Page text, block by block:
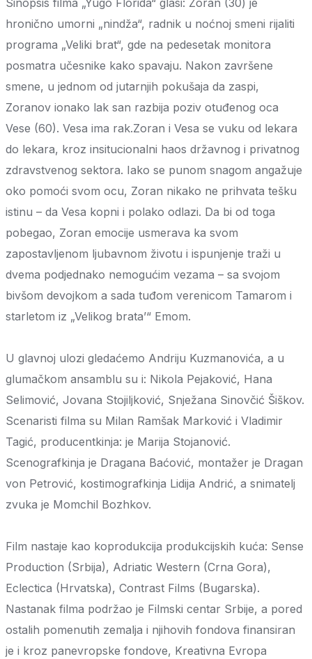
Sinopsis filma „Yugo Florida“ glasi: Zoran (30) je
hronično umorni „nindža“, radnik u noćnoj smeni rijaliti
programa „Veliki brat“, gde na pedesetak monitora
posmatra učesnike kako spavaju. Nakon završene
smene, u jednom od jutarnjih pokušaja da zaspi,
Zoranov ionako lak san razbija poziv otuđenog oca
Vese (60). Vesa ima rak.Zoran i Vesa se vuku od lekara
do lekara, kroz insitucionalni haos državnog i privatnog
zdravstvenog sektora. Iako se punom snagom angažuje
oko pomoći svom ocu, Zoran nikako ne prihvata tešku
istinu – da Vesa kopni i polako odlazi. Da bi od toga
pobegao, Zoran emocije usmerava ka svom
zapostavljenom ljubavnom životu i ispunjenje traži u
dvema podjednako nemogućim vezama – sa svojom
bivšom devojkom a sada tuđom verenicom Tamarom i
starletom iz „Velikog brata’“ Emom.
U glavnoj ulozi gledaćemo Andriju Kuzmanovića, a u
glumačkom ansamblu su i: Nikola Pejaković, Hana
Selimović, Jovana Stojiljković, Snježana Sinovčić Šiškov.
Scenaristi filma su Milan Ramšak Marković i Vladimir
Tagić, producentkinja: je Marija Stojanović.
Scenografkinja je Dragana Baćović, montažer je Dragan
von Petrović, kostimografkinja Lidija Andrić, a snimatelj
zvuka je Momchil Bozhkov.
Film nastaje kao koprodukcija produkcijskih kuća: Sense
Production (Srbija), Adriatic Western (Crna Gora),
Eclectica (Hrvatska), Contrast Films (Bugarska).
Nastanak filma podržao je Filmski centar Srbije, a pored
ostalih pomenutih zemalja i njihovih fondova finansiran
je i kroz panevropske fondove, Kreativna Evropa